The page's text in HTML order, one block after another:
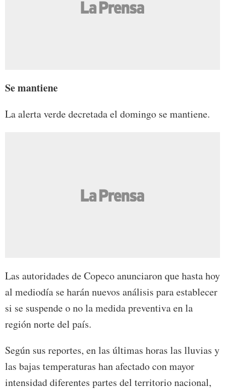
Se mantiene
La alerta verde decretada el domingo se mantiene.
Las autoridades de Copeco anunciaron que hasta hoy
al mediodía se harán nuevos análisis para establecer
si se suspende o no la medida preventiva en la
región norte del país.
Según sus reportes, en las últimas horas las lluvias y
las bajas temperaturas han afectado con mayor
intensidad diferentes partes del territorio nacional,